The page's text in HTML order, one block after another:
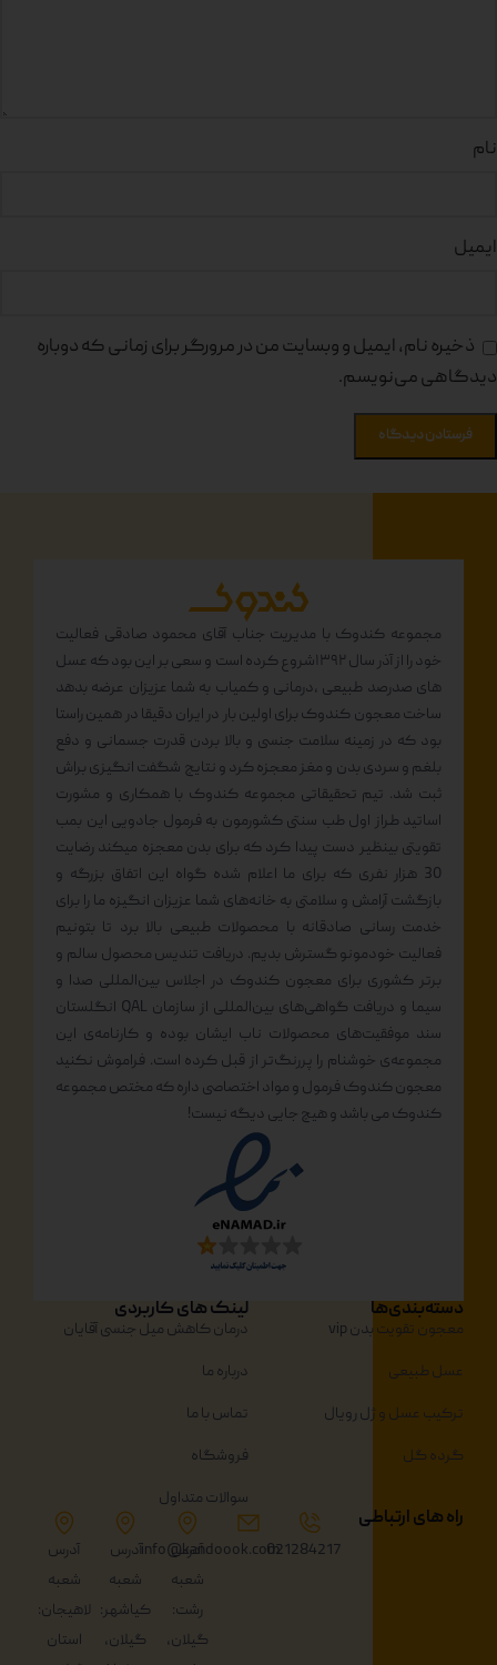
نام
ایمیل
ذخیره نام، ایمیل و وبسایت من در مرورگر برای زمانی که دوباره
دیدگاهی می‌نویسم.
مجموعه کندوک با مدیریت جناب آقای محمود صادقی فعالیت
خود را از آذر سال ۱۳۹۲شروع کرده است و سعی بر این بود که عسل
های صدرصد طبیعی ،درمانی و کمیاب به شما عزیزان عرضه بدهد
ساخت معجون کندوک برای اولین بار در ایران دقیقا در همین راستا
بود که در زمینه سلامت جنسی و بالا بردن قدرت جسمانی و دفع
بلغم و سردی بدن و مغز معجزه کرد و نتایج شگفت انگیزی براش
ثبت شد. تیم تحقیقاتی مجموعه کندوک با همکاری و مشورت
اساتید طراز اول طب سنتی کشورمون به فرمول جادویی این بمب
تقویتی بینظیر دست پیدا کرد که برای بدن معجزه میکند رضایت
30 هزار نفری که برای ما اعلام شده گواه این اتفاق بزرگه و
بازگشت آرامش و سلامتی به خانه‌های شما عزیزان انگیزه ما را برای
خدمت رسانی صادقانه با محصولات طبیعی بالا برد تا بتونیم
فعالیت خودمونو گسترش بدیم. دریافت تندیس محصول سالم و
برتر کشوری برای معجون کندوک در اجلاس بین‌المللی صدا و
سیما و دریافت گواهی‌های بین‌المللی از سازمان QAL انگلستان
سند موفقیت‌های محصولات ناب ایشان بوده و کارنامه‌ی این
مجموعه‌ی خوشنام را پررنگ‌تر از قبل کرده است. فراموش نکنید
معجون کندوک فرمول و مواد اختصاصی داره که مختص مجموعه
کندوک می باشد و هیچ جایی دیگه نیست!
دسته‌بندی‌ها
معجون تقویت بدن vip
عسل طبیعی
ترکیب عسل و ژل رویال
گرده گل
لینک های کاربردی
درمان کاهش میل جنسی آقایان
درباره ما
تماس با ما
فروشگاه
سوالات متداول
راه های ارتباطی
021284217
info@kandoook.com
آدرس
شعبه
رشت:
گیلان،
آدرس
شعبه
کیاشهر:
گیلان،
آدرس
شعبه
لاهیجان:
استان